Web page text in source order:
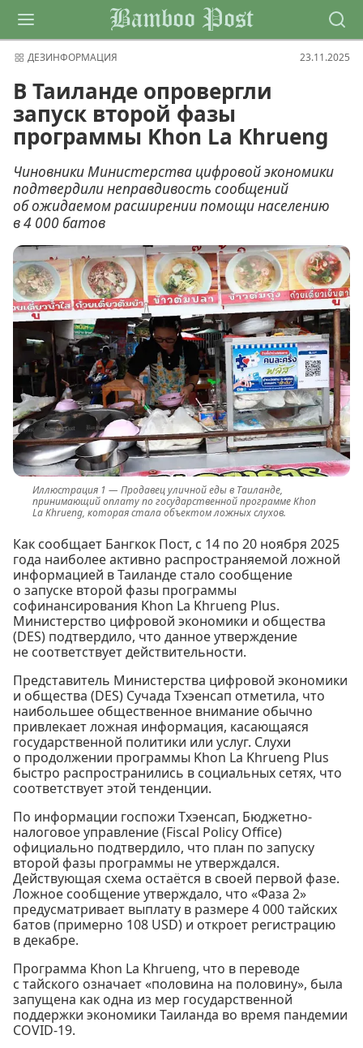
Bamboo Post
ДЕЗИНФОРМАЦИЯ 23.11.2025
В Таиланде опровергли
запуск второй фазы
программы Khon La Khrueng
Чиновники Министерства цифровой экономики
подтвердили неправдивость сообщений
об ожидаемом расширении помощи населению
в 4 000 батов
Продавец уличной еды в Таиланде,
принимающий оплату по государственной программе Khon
La Khrueng, которая стала объектом ложных слухов.
Как сообщает Бангкок Пост, с 14 по 20 ноября 2025
года наиболее активно распространяемой ложной
информацией в Таиланде стало сообщение
о запуске второй фазы программы
софинансирования Khon La Khrueng Plus.
Министерство цифровой экономики и общества
(DES) подтвердило, что данное утверждение
не соответствует действительности.
Представитель Министерства цифровой экономики
и общества (DES) Сучада Тхэенсап отметила, что
наибольшее общественное внимание обычно
привлекает ложная информация, касающаяся
государственной политики или услуг. Слухи
о продолжении программы Khon La Khrueng Plus
быстро распространились в социальных сетях, что
соответствует этой тенденции.
По информации госпожи Тхэенсап, Бюджетно-
налоговое управление (Fiscal Policy Office)
официально подтвердило, что план по запуску
второй фазы программы не утверждался.
Действующая схема остаётся в своей первой фазе.
Ложное сообщение утверждало, что «Фаза 2»
предусматривает выплату в размере 4 000 тайских
батов (примерно 108 USD) и откроет регистрацию
в декабре.
Программа Khon La Khrueng, что в переводе
с тайского означает «половина на половину», была
запущена как одна из мер государственной
поддержки экономики Таиланда во время пандемии
COVID-19.